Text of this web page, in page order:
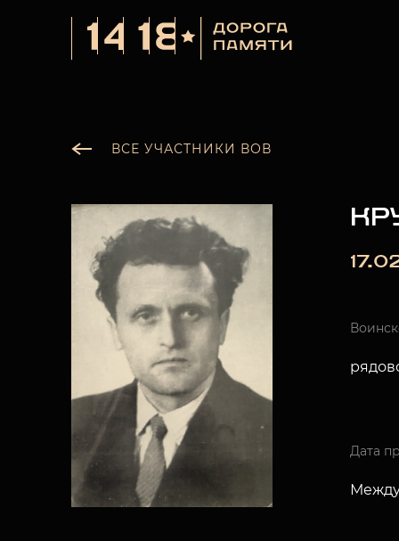
ВСЕ УЧАСТНИКИ ВОВ
Дата
Между